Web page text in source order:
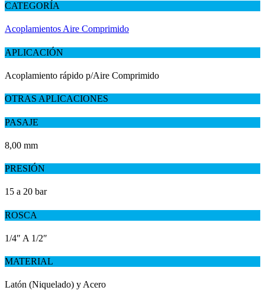
CATEGORÍA
Acoplamientos Aire Comprimido
APLICACIÓN
Acoplamiento rápido p/Aire Comprimido
OTRAS APLICACIONES
PASAJE
8,00 mm
PRESIÓN
15 a 20 bar
ROSCA
1/4″ A 1/2″
MATERIAL
Latón (Niquelado) y Acero